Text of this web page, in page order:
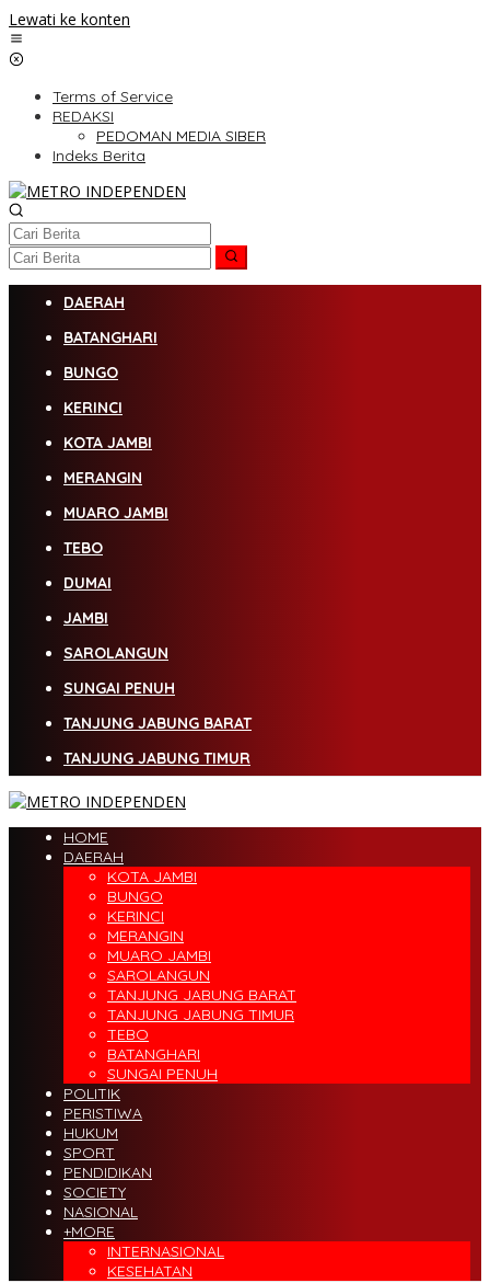
Lewati ke konten
Terms of Service
REDAKSI
PEDOMAN MEDIA SIBER
Indeks Berita
DAERAH
BATANGHARI
BUNGO
KERINCI
KOTA JAMBI
MERANGIN
MUARO JAMBI
TEBO
DUMAI
JAMBI
SAROLANGUN
SUNGAI PENUH
TANJUNG JABUNG BARAT
TANJUNG JABUNG TIMUR
HOME
DAERAH
KOTA JAMBI
BUNGO
KERINCI
MERANGIN
MUARO JAMBI
SAROLANGUN
TANJUNG JABUNG BARAT
TANJUNG JABUNG TIMUR
TEBO
BATANGHARI
SUNGAI PENUH
POLITIK
PERISTIWA
HUKUM
SPORT
PENDIDIKAN
SOCIETY
NASIONAL
+MORE
INTERNASIONAL
KESEHATAN